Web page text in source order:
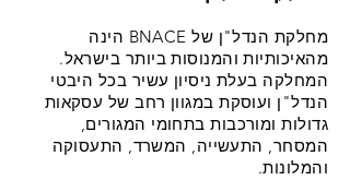
מחלקת הנדל"ן של BNACE הינה
מהאיכותיות והמנוסות ביותר בישראל.
המחלקה בעלת ניסיון עשיר בכל היבטי
הנדל"ן ועוסקת במגוון רחב של עסקאות
גדולות ומורכבות בתחומי המגורים,
המסחר, התעשייה, המשרד, התעסוקה
והמלונות.